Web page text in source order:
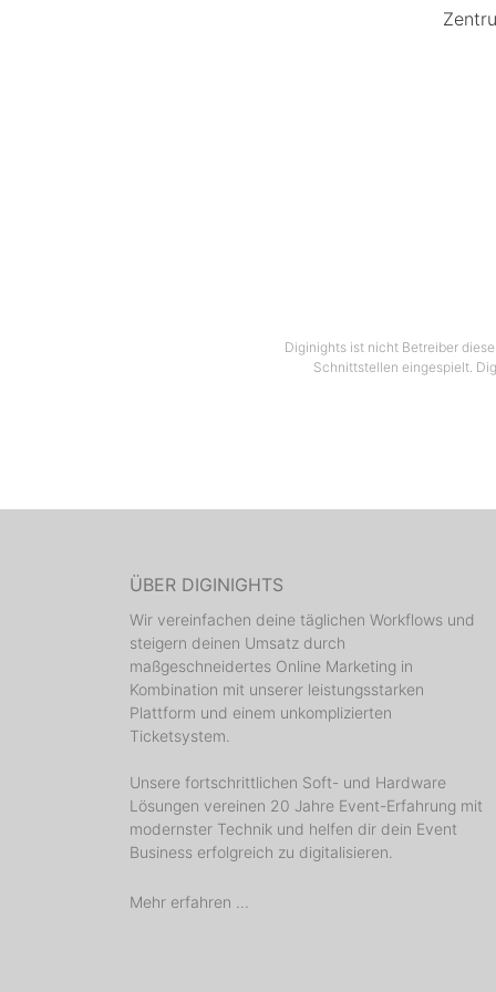
Diginights ist nicht Betreiber
Schnittstellen eingespielt.
ÜBER DIGINIGHTS
Wir vereinfachen deine täglichen Workflows und
steigern deinen Umsatz durch
maßgeschneidertes Online Marketing in
Kombination mit unserer leistungsstarken
Plattform und einem unkomplizierten
Ticketsystem.
Unsere fortschrittlichen Soft- und Hardware
Lösungen vereinen 20 Jahre Event-Erfahrung mit
modernster Technik und helfen dir dein Event
Business erfolgreich zu digitalisieren.
Mehr erfahren ...